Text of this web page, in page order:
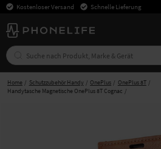
Kostenloser Versand Schnelle Lieferung
Home Schutzzubehör Handy OnePlus
OnePlus 8T
Handytasche Magnetische OnePlus 8T Cognac